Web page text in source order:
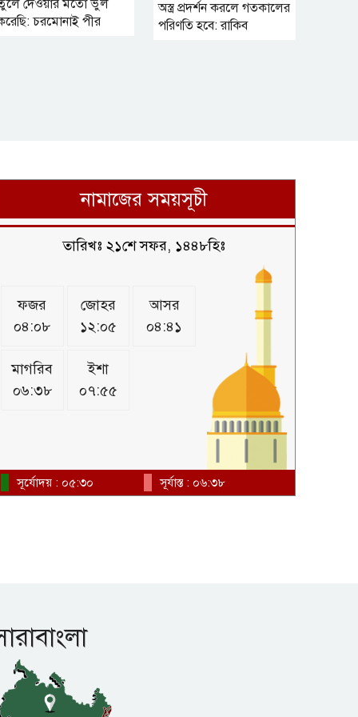
ওপর নিষেধাজ্ঞা প্রত্যাহার
করল যুক্তরাষ্ট্র
দেওয়ার মতো ভুল
চরমোনাই পীর
অস্ত্র প্রদর্শন করলে গতকালের
পরিণতি হবে: রাকিব
নামাজের সময়সূচী
তারিখঃ ২১শে সফর, ১৪৪৮হিঃ
ফজর
০৪:০৮
জোহর
১২:০৫
আসর
০৪:৪১
মাগরিব
০৬:৩৮
ইশা
০৭:৫৫
সূর্যোদয় : ০৫:৩০ সূর্যাস্ত : ০৬:৩৮